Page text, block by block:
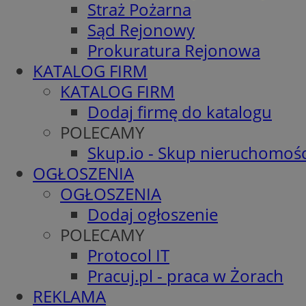
Straż Pożarna
Sąd Rejonowy
Prokuratura Rejonowa
KATALOG FIRM
KATALOG FIRM
Dodaj firmę do katalogu
POLECAMY
Skup.io - Skup
OGŁOSZENIA
OGŁOSZENIA
Dodaj ogłoszenie
POLECAMY
Protocol IT
Pracuj.pl - praca w Żorach
REKLAMA